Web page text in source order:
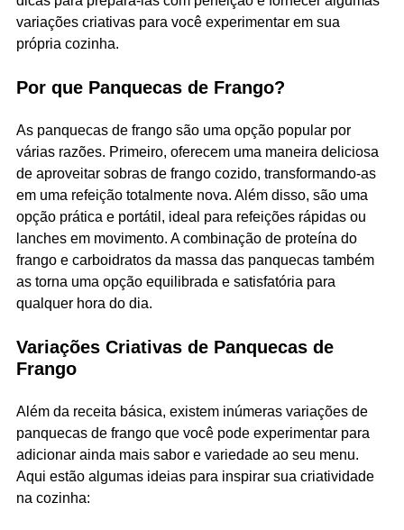
variações criativas para você experimentar em sua
própria cozinha.
Por que Panquecas de Frango?
As panquecas de frango são uma opção popular por
várias razões. Primeiro, oferecem uma maneira deliciosa
de aproveitar sobras de frango cozido, transformando-as
em uma refeição totalmente nova. Além disso, são uma
opção prática e portátil, ideal para refeições rápidas ou
lanches em movimento. A combinação de proteína do
frango e carboidratos da massa das panquecas também
as torna uma opção equilibrada e satisfatória para
qualquer hora do dia.
Variações Criativas de Panquecas de
Frango
Além da receita básica, existem inúmeras variações de
panquecas de frango que você pode experimentar para
adicionar ainda mais sabor e variedade ao seu menu.
Aqui estão algumas ideias para inspirar sua criatividade
na cozinha: